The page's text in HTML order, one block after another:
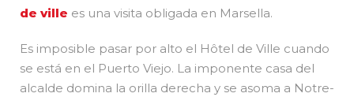
de ville es una visita obligada en Marsella.
Es imposible pasar por alto el Hôtel de Ville cuando
se está en el Puerto Viejo. La imponente casa del
alcalde domina la orilla derecha y se asoma a Notre-